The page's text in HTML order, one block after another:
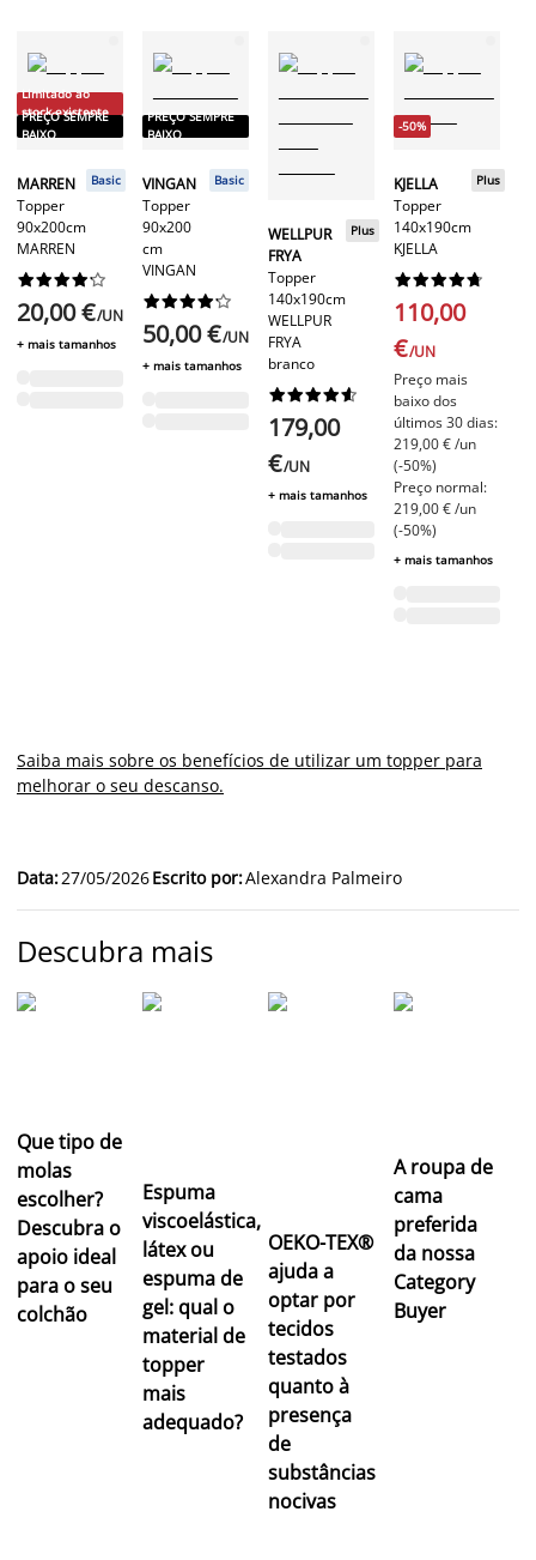
Limitado ao
stock existente
PREÇO SEMPRE
BAIXO
MARREN
Topper
90x200cm
MARREN
Basic






20,00 €/UN
+ mais tamanhos
PREÇO SEMPRE
BAIXO
VINGAN
Topper
90x200
cm
VINGAN
Basic






50,00 €/UN
+ mais tamanhos
WELLPUR
FRYA
Topper
140x190cm
WELLPUR
FRYA
branco
Plus






179,00
€/UN
+ mais tamanhos
-50%
KJELLA
Topper
140x190cm
KJELLA
Plus






110,00
€/UN
Preço mais
baixo dos
últimos 30 dias:
219,00 € /un
(-50%)
Preço normal:
219,00 € /un
(-50%)
+ mais tamanhos
Saiba mais sobre os benefícios de utilizar um topper para
melhorar o seu descanso.
Data:27/05/2026Escrito por:Alexandra Palmeiro
Descubra mais
Que tipo de
molas
escolher?
Descubra o
apoio ideal
para o seu
colchão
Espuma
viscoelástica,
látex ou
espuma de
gel: qual o
material de
topper
mais
adequado?
OEKO-TEX®
ajuda a
optar por
tecidos
testados
quanto à
presença
de
substâncias
nocivas
A roupa de
cama
preferida
da nossa
Category
Buyer